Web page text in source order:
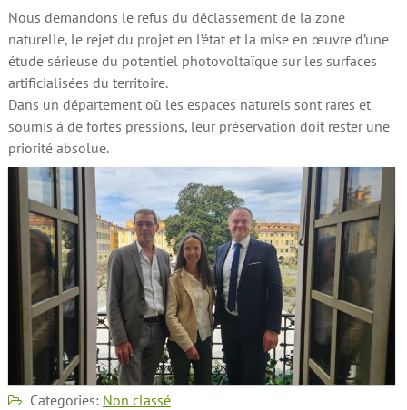
Nous demandons le refus du déclassement de la zone
naturelle, le rejet du projet en l’état et la mise en œuvre d’une
étude sérieuse du potentiel photovoltaïque sur les surfaces
artificialisées du territoire.
Dans un département où les espaces naturels sont rares et
soumis à de fortes pressions, leur préservation doit rester une
priorité absolue.
Categories: Non classé